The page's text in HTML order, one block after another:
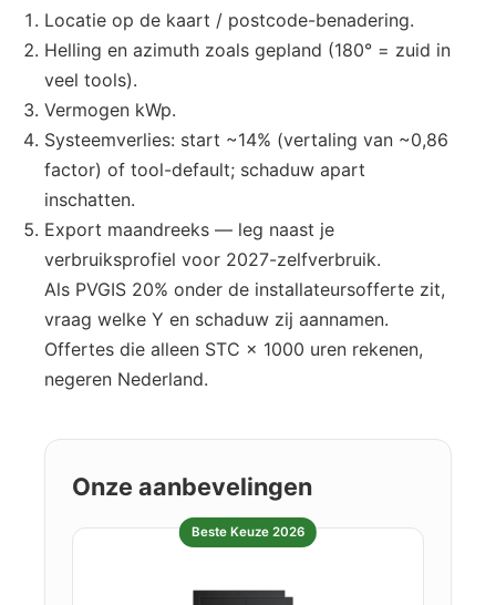
Locatie op de kaart / postcode-benadering.
Helling en azimuth zoals gepland (180° = zuid in
veel tools).
Vermogen kWp.
Systeemverlies: start ~14% (vertaling van ~0,86
factor) of tool-default; schaduw apart
inschatten.
Export maandreeks — leg naast je
verbruiksprofiel voor 2027-zelfverbruik.
Als PVGIS 20% onder de installateursofferte zit,
vraag welke Y en schaduw zij aannamen.
Offertes die alleen STC × 1000 uren rekenen,
negeren Nederland.
Onze aanbevelingen
Beste Keuze 2026